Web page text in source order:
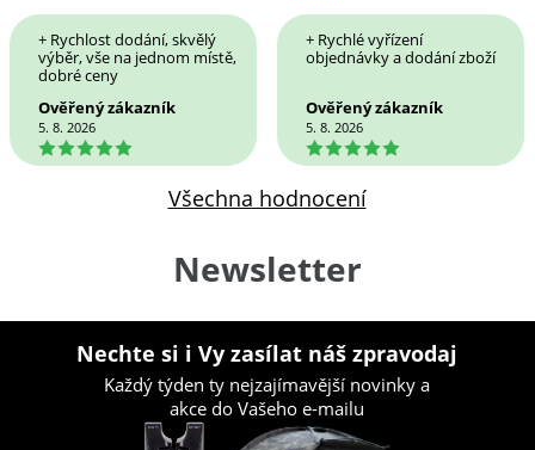
+ Rychlost dodání, skvělý
výběr, vše na jednom místě,
dobré ceny
Ověřený zákazník
5. 8. 2026
5
+ Rychlé vyřízení
objednávky a dodání zboží
Ověřený zákazník
5. 8. 2026
5
Všechna hodnocení
Newsletter
Nechte si i Vy zasílat náš zpravodaj
Každý týden ty nejzajímavější novinky a
akce do Vašeho e-mailu